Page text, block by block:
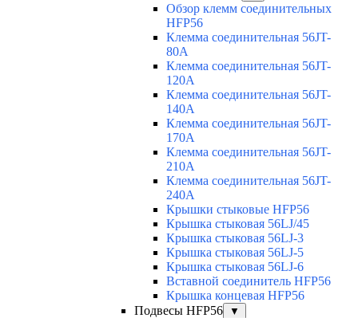
Обзор клемм соединительных
HFP56
Клемма соединительная 56JT-
80A
Клемма соединительная 56JT-
120A
Клемма соединительная 56JT-
140A
Клемма соединительная 56JT-
170A
Клемма соединительная 56JT-
210A
Клемма соединительная 56JT-
240A
Крышки стыковые HFP56
Крышка стыковая 56LJ/45
Крышка стыковая 56LJ-3
Крышка стыковая 56LJ-5
Крышка стыковая 56LJ-6
Вставной соединитель HFP56
Крышка концевая HFP56
Подвесы HFP56
▼